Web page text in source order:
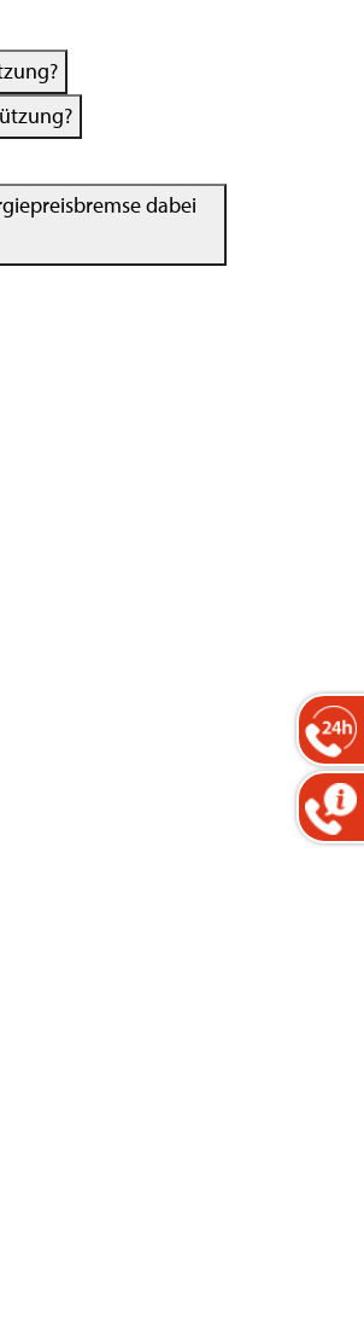
dabei